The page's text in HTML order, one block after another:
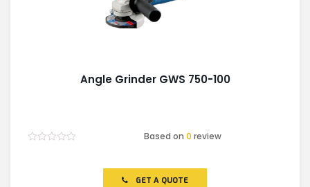
Angle Grinder GWS 750-100
Based on0 review
GET A QUOTE